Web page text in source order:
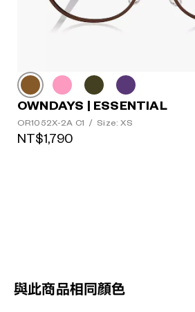
OWNDAYS | ESSENTIAL
OR1052X-2A C1 / Size: XS
NT$1,790
與此商品相同顏色